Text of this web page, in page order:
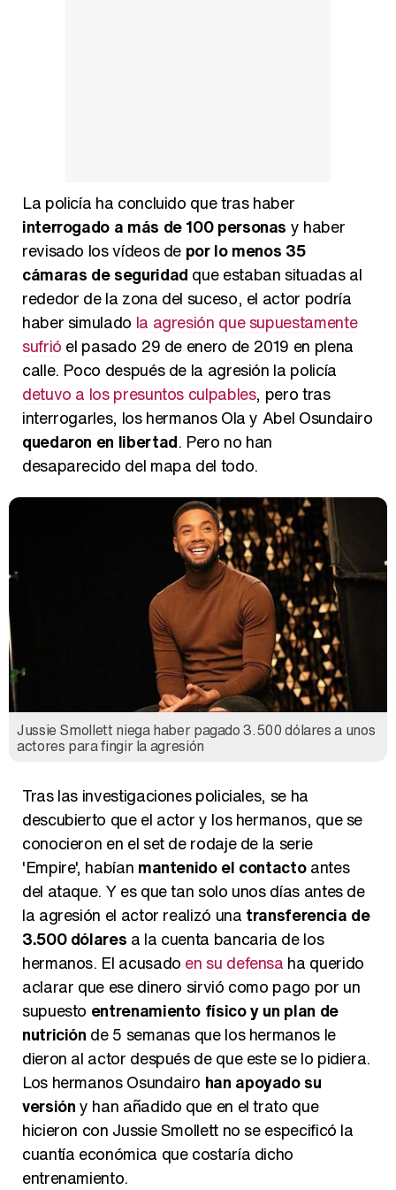
La policía ha concluido que tras haber
interrogado a más de 100 personas y haber
revisado los vídeos de por lo menos 35
cámaras de seguridad que estaban situadas al
rededor de la zona del suceso, el actor podría
haber simulado la agresión que supuestamente
sufrió el pasado 29 de enero de 2019 en plena
calle. Poco después de la agresión la policía
detuvo a los presuntos culpables, pero tras
interrogarles, los hermanos Ola y Abel Osundairo
quedaron en libertad. Pero no han
desaparecido del mapa del todo.
Jussie Smollett niega haber pagado 3.500 dólares a unos
actores para fingir la agresión
Tras las investigaciones policiales, se ha
descubierto que el actor y los hermanos, que se
conocieron en el set de rodaje de la serie
'Empire', habían mantenido el contactoantes
del ataque. Y es que tan solo unos días antes de
la agresión el actor realizó una transferencia de
3.500 dólares a la cuenta bancaria de los
hermanos. El acusado en su defensa ha querido
aclarar que ese dinero sirvió como pago por un
supuesto entrenamiento físico y un plan de
nutrición de 5 semanas que los hermanos le
dieron al actor después de que este se lo pidiera.
Los hermanos Osundairo han apoyado su
versióny han añadido que en el trato que
hicieron con Jussie Smollett no se especificó la
cuantía económica que costaría dicho
entrenamiento.